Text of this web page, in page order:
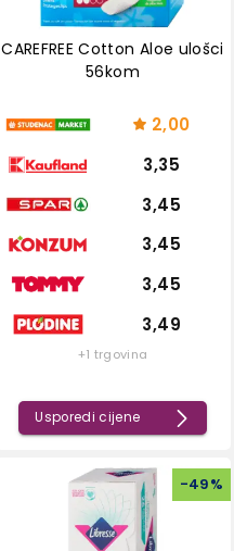
CAREFREE Cotton Aloe ulošci
56kom
2,00
3,35
3,45
3,45
3,45
3,49
+1 trgovina
Usporedi cijene
-49%